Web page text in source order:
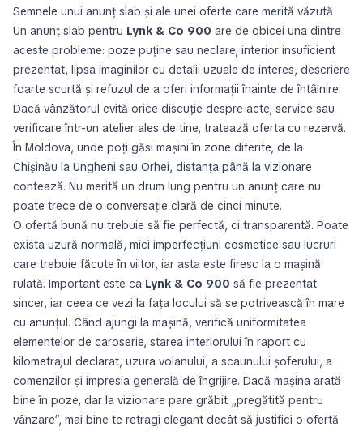
Semnele unui anunț slab și ale unei oferte care merită văzută
Un anunț slab pentru Lynk & Co 900 are de obicei una dintre
aceste probleme: poze puține sau neclare, interior insuficient
prezentat, lipsa imaginilor cu detalii uzuale de interes, descriere
foarte scurtă și refuzul de a oferi informații înainte de întâlnire.
Dacă vânzătorul evită orice discuție despre acte, service sau
verificare într-un atelier ales de tine, tratează oferta cu rezervă.
În Moldova, unde poți găsi mașini în zone diferite, de la
Chișinău la Ungheni sau Orhei, distanța până la vizionare
contează. Nu merită un drum lung pentru un anunț care nu
poate trece de o conversație clară de cinci minute.
O ofertă bună nu trebuie să fie perfectă, ci transparentă. Poate
exista uzură normală, mici imperfecțiuni cosmetice sau lucruri
care trebuie făcute în viitor, iar asta este firesc la o mașină
rulată. Important este ca Lynk & Co 900 să fie prezentat
sincer, iar ceea ce vezi la fața locului să se potrivească în mare
cu anunțul. Când ajungi la mașină, verifică uniformitatea
elementelor de caroserie, starea interiorului în raport cu
kilometrajul declarat, uzura volanului, a scaunului șoferului, a
comenzilor și impresia generală de îngrijire. Dacă mașina arată
bine în poze, dar la vizionare pare grăbit „pregătită pentru
vânzare”, mai bine te retragi elegant decât să justifici o ofertă